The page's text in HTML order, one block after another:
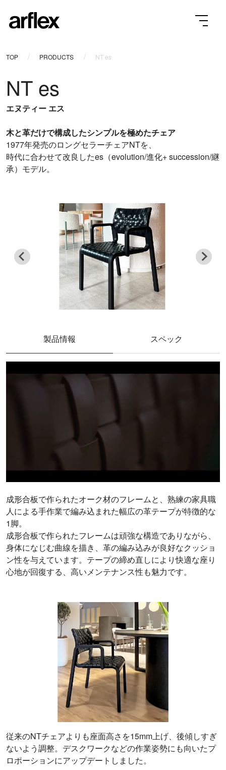
TOP PRODUCTS NT es
NT es
エヌティー エス
木と革だけで構成したシンプルを極めたチェア
1977年発売のロングセラーチェアNTを、
時代に合わせて改良したes（evolution/進化+ succession/継
承）モデル。
製品情報 スペック
成形合板で作られたオーク材のフレームと、熟練の家具職
人による手作業で編み込まれた幅広の革テープが特徴的な
1脚。
成形合板で作られたフレームは頑強な構造でありながら、
身体になじむ曲線を描き、革の編み込みが良好なクッショ
ン性を与えています。テープの締め直しにより快適な座り
心地が回復する、高いメンテナンス性も魅力です。
従来のNTチェアよりも座面高さを15mm上げ、後傾しすぎ
ないよう調整。デスクワークなどの作業姿勢にも向いたプ
ロポーションにアップデートしました。